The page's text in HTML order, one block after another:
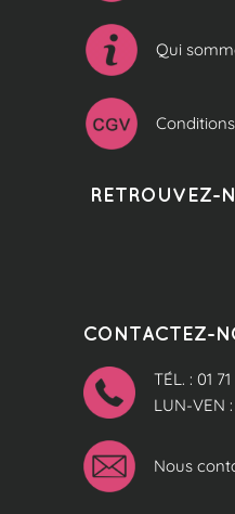
Qui
RETROUVEZ-
CONTACTEZ-
TÉL. : 01
LUN-VEN
Nous